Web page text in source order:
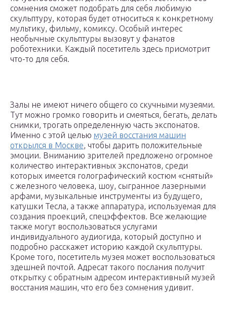
сомнения сможет подобрать для себя любимую
скульптуру, которая будет относиться к конкретному
мультику, фильму, комиксу. Особый интерес
необычные скульптуры вызовут у фанатов
роботехники. Каждый посетитель здесь присмотрит
что-то для себя.
Залы не имеют ничего общего со скучными музеями.
Тут можно громко говорить и смеяться, бегать, делать
снимки, трогать определенную часть экспонатов.
Именно с этой целью музей восстания машин
открылся в Москве, чтобы дарить положительные
эмоции. Вниманию зрителей предложено огромное
количество интерактивных экспонатов, среди
которых имеется голографический костюм «снятый»
с железного человека, шоу, сыгранное лазерными
арфами, музыкальные инструменты из будущего,
катушки Тесла, а также аппаратура, используемая для
создания проекций, спецэффектов. Все желающие
также могут воспользоваться услугами
индивидуального аудиогида, который доступно и
подробно расскажет историю каждой скульптуры.
Кроме того, посетитель музея может воспользоваться
здешней почтой. Адресат такого послания получит
открытку с обратным адресом интерактивный музей
восстания машин, что его без сомнения удивит.